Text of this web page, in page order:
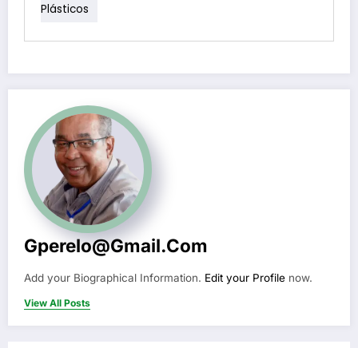
Plásticos
Gperelo@gmail.com
Add your Biographical Information. Edit your Profile now.
View All Posts